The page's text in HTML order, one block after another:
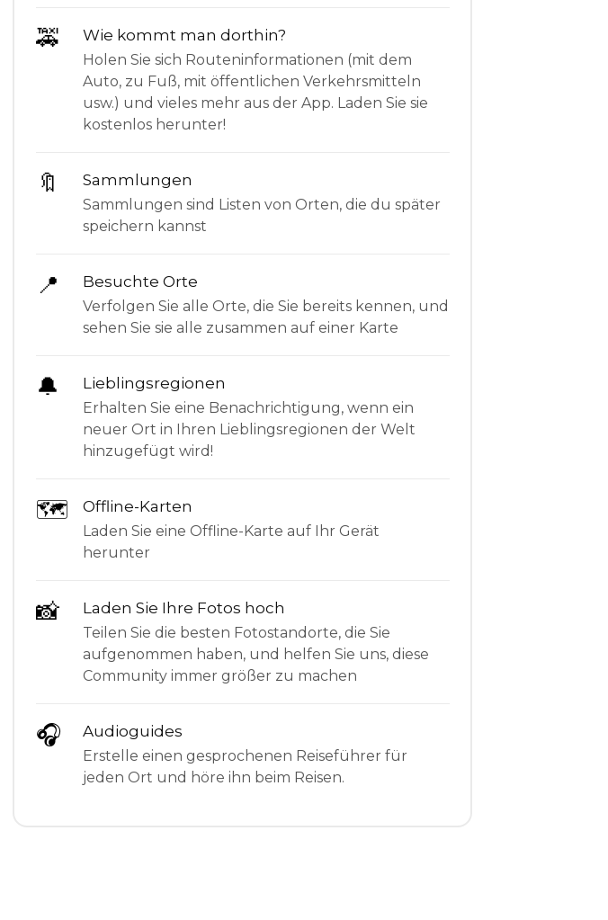
🚕 Wie kommt man dorthin?
Holen Sie sich Routeninformationen (mit dem
Auto, zu Fuß, mit öffentlichen Verkehrsmitteln
usw.) und vieles mehr aus der App. Laden Sie sie
kostenlos herunter!
🔖 Sammlungen
Sammlungen sind Listen von Orten, die du später
speichern kannst
📍 Besuchte Orte
Verfolgen Sie alle Orte, die Sie bereits kennen, und
sehen Sie sie alle zusammen auf einer Karte
🔔 Lieblingsregionen
Erhalten Sie eine Benachrichtigung, wenn ein
neuer Ort in Ihren Lieblingsregionen der Welt
hinzugefügt wird!
🗺 Offline-Karten
Laden Sie eine Offline-Karte auf Ihr Gerät
herunter
📸 Laden Sie Ihre Fotos hoch
Teilen Sie die besten Fotostandorte, die Sie
aufgenommen haben, und helfen Sie uns, diese
Community immer größer zu machen
🎧 Audioguides
Erstelle einen gesprochenen Reiseführer für
jeden Ort und höre ihn beim Reisen.